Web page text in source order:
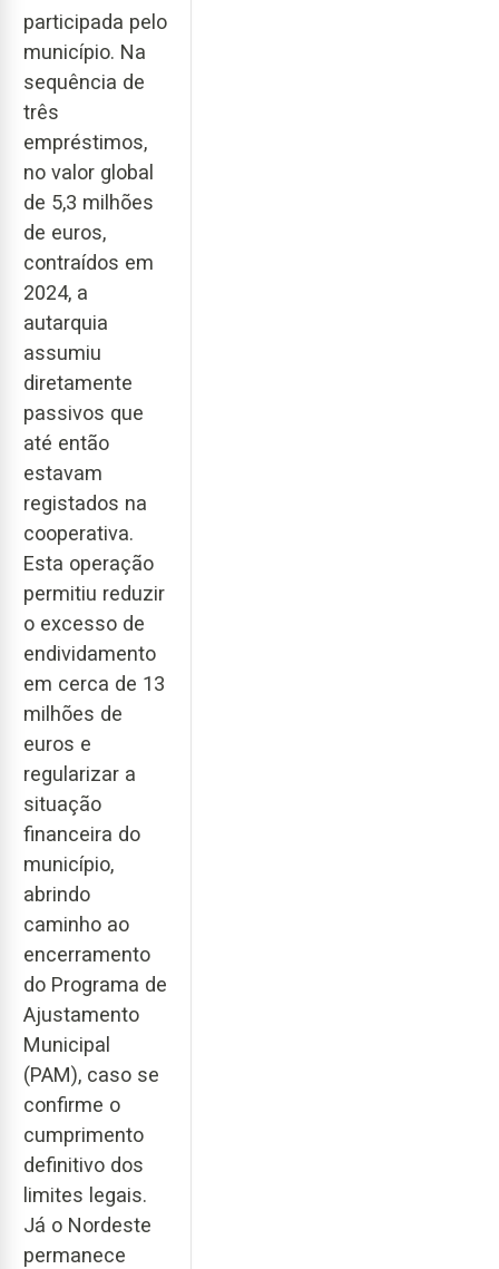
participada pelo
município. Na
sequência de
três
empréstimos,
no valor global
de 5,3 milhões
de euros,
contraídos em
2024, a
autarquia
assumiu
diretamente
passivos que
até então
estavam
registados na
cooperativa.
Esta operação
permitiu reduzir
o excesso de
endividamento
em cerca de 13
milhões de
euros e
regularizar a
situação
financeira do
município,
abrindo
caminho ao
encerramento
do Programa de
Ajustamento
Municipal
(PAM), caso se
confirme o
cumprimento
definitivo dos
limites legais.
Já o Nordeste
permanece